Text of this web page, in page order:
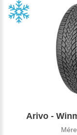
Arivo -